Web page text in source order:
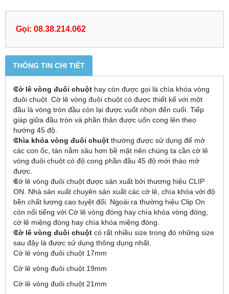
Gọi: 08.38.214.062
THÔNG TIN CHI TIẾT
Cờ lê vòng đuôi chuột hay còn được gọi là chìa khóa vòng
đuôi chuột. Cờ lê vòng đuôi chuột có được thiết kế với một
đầu là vòng tròn đầu còn lại được vuốt nhọn đến cuối. Tiếp
giáp giữa đầu tròn và phần thân được uốn cong lên theo
hướng 45 độ.
Chìa khóa vòng đuôi chuột thường được sử dụng để mở
các con ốc, tán nằm sâu hơn bề mặt nên chúng ta cần cờ lê
vòng đuôi chuột có độ cong phần đầu 45 độ mới tháo mở
được.
Cờ lê vòng đuôi chuột được sản xuất bởi thương hiệu CLIP
ON. Nhà sản xuất chuyên sản xuất các cờ lê, chìa khóa với độ
bền chất lượng cao tuyệt đối. Ngoài ra thường hiệu Clip On
còn nổi tiếng với Cờ lê vòng đóng hay chìa khóa vòng đóng,
cờ lê miệng đóng hay chìa khóa miệng đóng.
Cờ lê vòng đuôi chuột có rất nhiều size trong đó những size
sau đây là được sử dụng thông dụng nhất.
Cờ lê vòng đuôi chuột 17mm
Cờ lê vòng đuôi chuột 19mm
Cờ lê vòng đuôi chuột 21mm